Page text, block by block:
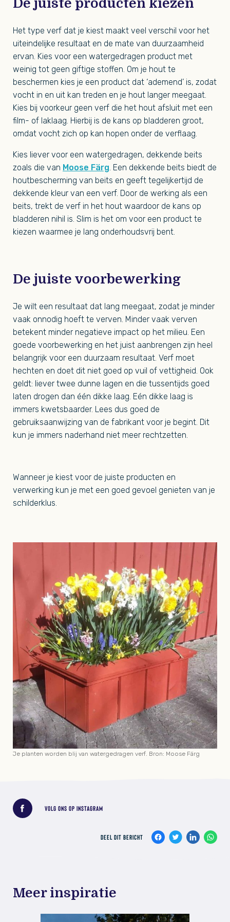
De juiste producten kiezen
Het type verf dat je kiest maakt veel verschil voor het
uiteindelijke resultaat en de mate van duurzaamheid
ervan. Kies voor een watergedragen product met
weinig tot geen giftige stoffen. Om je hout te
beschermen kies je een product dat ‘ademend’ is, zodat
vocht in en uit kan treden en je hout langer meegaat.
Kies bij voorkeur geen verf die het hout afsluit met een
film- of laklaag. Hierbij is de kans op bladderen groot,
omdat vocht zich op kan hopen onder de verflaag.
Kies liever voor een watergedragen, dekkende beits
zoals die van Moose Färg. Een dekkende beits biedt de
houtbescherming van beits en geeft tegelijkertijd de
dekkende kleur van een verf. Door de werking als een
beits, trekt de verf in het hout waardoor de kans op
bladderen nihil is. Slim is het om voor een product te
kiezen waarmee je lang onderhoudsvrij bent.
De juiste voorbewerking
Je wilt een resultaat dat lang meegaat, zodat je minder
vaak onnodig hoeft te verven. Minder vaak verven
betekent minder negatieve impact op het milieu. Een
goede voorbewerking en het juist aanbrengen zijn heel
belangrijk voor een duurzaam resultaat. Verf moet
hechten en doet dit niet goed op vuil of vettigheid. Ook
geldt: liever twee dunne lagen en die tussentijds goed
laten drogen dan één dikke laag. Eén dikke laag is
immers kwetsbaarder. Lees dus goed de
gebruiksaanwijzing van de fabrikant voor je begint. Dit
kun je immers naderhand niet meer rechtzetten.
Wanneer je kiest voor de juiste producten en
verwerking kun je met een goed gevoel genieten van je
schilderklus.
Je planten worden blij van watergedragen verf. Bron: Moose Färg
VOLG ONS OP INSTAGRAM
DEEL DIT BERICHT
Meer inspiratie